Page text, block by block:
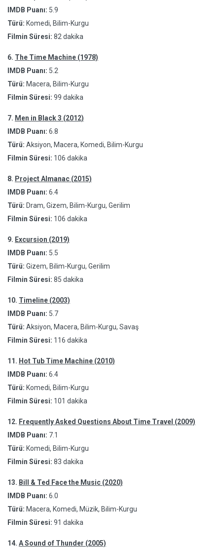
IMDB Puanı: 5.9
Türü: Komedi, Bilim-Kurgu
Filmin Süresi: 82 dakika
6. The Time Machine (1978)
IMDB Puanı: 5.2
Türü: Macera, Bilim-Kurgu
Filmin Süresi: 99 dakika
7. Men in Black 3 (2012)
IMDB Puanı: 6.8
Türü: Aksiyon, Macera, Komedi, Bilim-Kurgu
Filmin Süresi: 106 dakika
8. Project Almanac (2015)
IMDB Puanı: 6.4
Türü: Dram, Gizem, Bilim-Kurgu, Gerilim
Filmin Süresi: 106 dakika
9. Excursion (2019)
IMDB Puanı: 5.5
Türü: Gizem, Bilim-Kurgu, Gerilim
Filmin Süresi: 85 dakika
10. Timeline (2003)
IMDB Puanı: 5.7
Türü: Aksiyon, Macera, Bilim-Kurgu, Savaş
Filmin Süresi: 116 dakika
11. Hot Tub Time Machine (2010)
IMDB Puanı: 6.4
Türü: Komedi, Bilim-Kurgu
Filmin Süresi: 101 dakika
12. Frequently Asked Questions About Time Travel (2009)
IMDB Puanı: 7.1
Türü: Komedi, Bilim-Kurgu
Filmin Süresi: 83 dakika
13. Bill & Ted Face the Music (2020)
IMDB Puanı: 6.0
Türü: Macera, Komedi, Müzik, Bilim-Kurgu
Filmin Süresi: 91 dakika
14. A Sound of Thunder (2005)